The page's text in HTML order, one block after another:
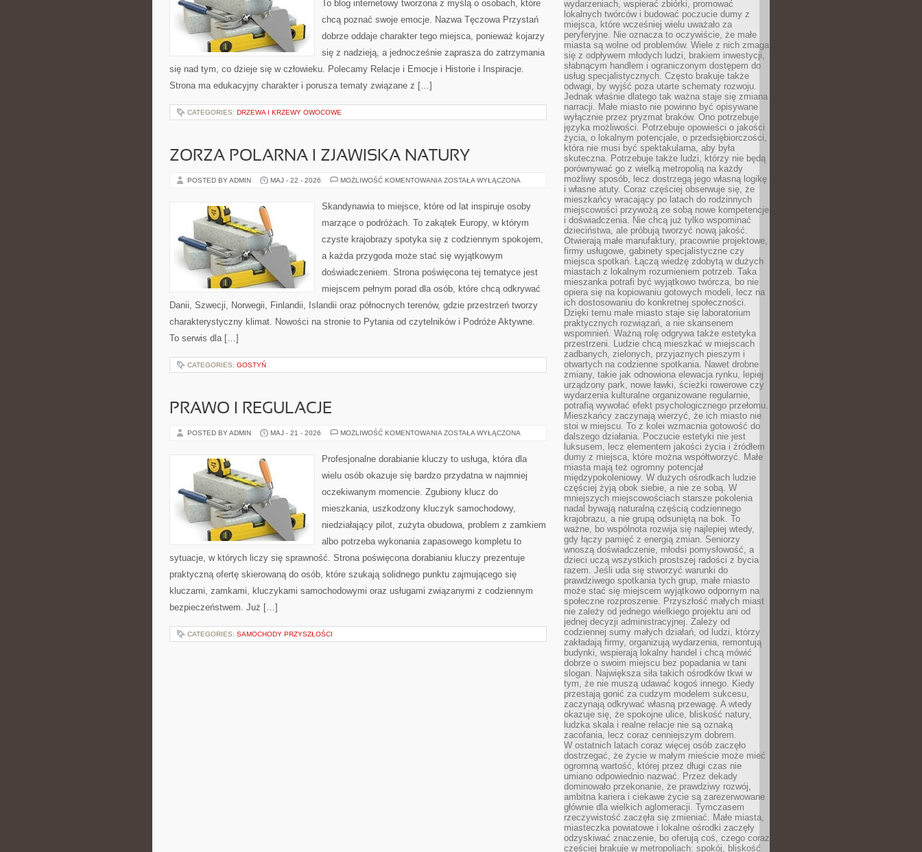
To blog internetowy tworzona z myślą o osobach, które
chcą poznać swoje emocje. Nazwa Tęczowa Przystań
dobrze oddaje charakter tego miejsca, ponieważ kojarzy
się z nadzieją, a jednocześnie zaprasza do zatrzymania
się nad tym, co dzieje się w człowieku. Polecamy Relacje i Emocje i Historie i Inspiracje.
Strona ma edukacyjny charakter i porusza tematy związane z […]
CATEGORIES: DRZEWA I KRZEWY OWOCOWE
ZORZA POLARNA I ZJAWISKA NATURY
POSTED BY ADMIN MAJ - 22 - 2026 MOŻLIWOŚĆ KOMENTOWANIA ZORZA
ZJAWISKA
NATURY
ZOSTAŁA WYŁĄCZONA
Skandynawia to miejsce, które od lat inspiruje osoby
marzące o podróżach. To zakątek Europy, w którym
czyste krajobrazy spotyka się z codziennym spokojem,
a każda przygoda może stać się wyjątkowym
doświadczeniem. Strona poświęcona tej tematyce jest
miejscem pełnym porad dla osób, które chcą odkrywać
Danii, Szwecji, Norwegii, Finlandii, Islandii oraz północnych terenów, gdzie przestrzeń tworzy
charakterystyczny klimat. Nowości na stronie to Pytania od czytelników i Podróże Aktywne.
To serwis dla […]
CATEGORIES: GOSTYŃ
PRAWO I REGULACJE
POSTED BY ADMIN MAJ - 21 - 2026 MOŻLIWOŚĆ KOMENTOWANIA PRAWO
ZOSTAŁA WYŁĄCZONA
Profesjonalne dorabianie kluczy to usługa, która dla
wielu osób okazuje się bardzo przydatna w najmniej
oczekiwanym momencie. Zgubiony klucz do
mieszkania, uszkodzony kluczyk samochodowy,
niedziałający pilot, zużyta obudowa, problem z zamkiem
albo potrzeba wykonania zapasowego kompletu to
sytuacje, w których liczy się sprawność. Strona poświęcona dorabianiu kluczy prezentuje
praktyczną ofertę skierowaną do osób, które szukają solidnego punktu zajmującego się
kluczami, zamkami, kluczykami samochodowymi oraz usługami związanymi z codziennym
bezpieczeństwem. Już […]
CATEGORIES: SAMOCHODY PRZYSZŁOŚCI
wydarzeniach, wspierać zbiórki, promować
lokalnych twórców i budować poczucie dumy z
miejsca, które wcześniej wielu uważało za
peryferyjne. Nie oznacza to oczywiście, że małe
miasta są wolne od problemów. Wiele z nich zmaga
się z odpływem młodych ludzi, brakiem inwestycji,
słabnącym handlem i ograniczonym dostępem do
usług specjalistycznych. Często brakuje także
odwagi, by wyjść poza utarte schematy rozwoju.
Jednak właśnie dlatego tak ważna staje się zmiana
narracji. Małe miasto nie powinno być opisywane
wyłącznie przez pryzmat braków. Ono potrzebuje
języka możliwości. Potrzebuje opowieści o jakości
życia, o lokalnym potencjale, o przedsiębiorczości,
która nie musi być spektakularna, aby była
skuteczna. Potrzebuje także ludzi, którzy nie będą
porównywać go z wielką metropolią na każdy
możliwy sposób, lecz dostrzegą jego własną logikę
i własne atuty. Coraz częściej obserwuje się, że
mieszkańcy wracający po latach do rodzinnych
miejscowości przywożą ze sobą nowe kompetencje
i doświadczenia. Nie chcą już tylko wspominać
dzieciństwa, ale próbują tworzyć nową jakość.
Otwierają małe manufaktury, pracownie projektowe,
firmy usługowe, gabinety specjalistyczne czy
miejsca spotkań. Łączą wiedzę zdobytą w dużych
miastach z lokalnym rozumieniem potrzeb. Taka
mieszanka potrafi być wyjątkowo twórcza, bo nie
opiera się na kopiowaniu gotowych modeli, lecz na
ich dostosowaniu do konkretnej społeczności.
Dzięki temu małe miasto staje się laboratorium
praktycznych rozwiązań, a nie skansenem
wspomnień. Ważną rolę odgrywa także estetyka
przestrzeni. Ludzie chcą mieszkać w miejscach
zadbanych, zielonych, przyjaznych pieszym i
otwartych na codzienne spotkania. Nawet drobne
zmiany, takie jak odnowiona elewacja rynku, lepiej
urządzony park, nowe ławki, ścieżki rowerowe czy
wydarzenia kulturalne organizowane regularnie,
potrafią wywołać efekt psychologicznego przełomu.
Mieszkańcy zaczynają wierzyć, że ich miasto nie
stoi w miejscu. To z kolei wzmacnia gotowość do
dalszego działania. Poczucie estetyki nie jest
luksusem, lecz elementem jakości życia i źródłem
dumy z miejsca, które można współtworzyć. Małe
miasta mają też ogromny potencjał
międzypokoleniowy. W dużych ośrodkach ludzie
częściej żyją obok siebie, a nie ze sobą. W
mniejszych miejscowościach starsze pokolenia
nadal bywają naturalną częścią codziennego
krajobrazu, a nie grupą odsuniętą na bok. To
ważne, bo wspólnota rozwija się najlepiej wtedy,
gdy łączy pamięć z energią zmian. Seniorzy
wnoszą doświadczenie, młodsi pomysłowość, a
dzieci uczą wszystkich prostszej radości z bycia
razem. Jeśli uda się stworzyć warunki do
prawdziwego spotkania tych grup, małe miasto
może stać się miejscem wyjątkowo odpornym na
społeczne rozproszenie. Przyszłość małych miast
nie zależy od jednego wielkiego projektu ani od
jednej decyzji administracyjnej. Zależy od
codziennej sumy małych działań, od ludzi, którzy
zakładają firmy, organizują wydarzenia, remontują
budynki, wspierają lokalny handel i chcą mówić
dobrze o swoim miejscu bez popadania w tani
slogan. Największa siła takich ośrodków tkwi w
tym, że nie muszą udawać kogoś innego. Kiedy
przestają gonić za cudzym modelem sukcesu,
zaczynają odkrywać własną przewagę. A wtedy
okazuje się, że spokojne ulice, bliskość natury,
ludzka skala i realne relacje nie są oznaką
zacofania, lecz coraz cenniejszym dobrem.
W ostatnich latach coraz więcej osób zaczęło
dostrzegać, że życie w małym mieście może mieć
ogromną wartość, której przez długi czas nie
umiano odpowiednio nazwać. Przez dekady
dominowało przekonanie, że prawdziwy rozwój,
ambitna kariera i ciekawe życie są zarezerwowane
głównie dla wielkich aglomeracji. Tymczasem
rzeczywistość zaczęła się zmieniać. Małe miasta,
miasteczka powiatowe i lokalne ośrodki zaczęły
odzyskiwać znaczenie, bo oferują coś, czego coraz
częściej brakuje w metropoliach: spokój, bliskość